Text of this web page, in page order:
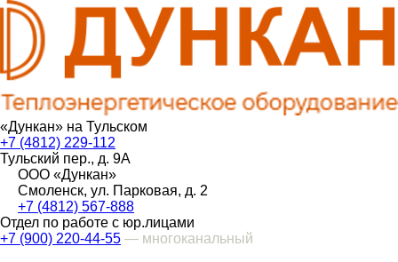
«Дункан» на Тульском
+7 (4812) 229-112
Тульский пер., д. 9А
ООО «Дункан»
Смоленск, ул. Парковая, д. 2
+7 (4812) 567-888
Отдел по работе с юр.лицами
+7 (900) 220-44-55 — многоканальный